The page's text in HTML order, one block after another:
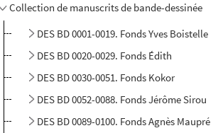
Collection de manuscrits de bande-dessinée
DES BD 0001-0019. Fonds Yves Boistelle
DES BD 0020-0029. Fonds Édith
DES BD 0030-0051. Fonds Kokor
DES BD 0052-0088. Fonds Jérôme Sirou
DES BD 0089-0100. Fonds Agnès Maupré